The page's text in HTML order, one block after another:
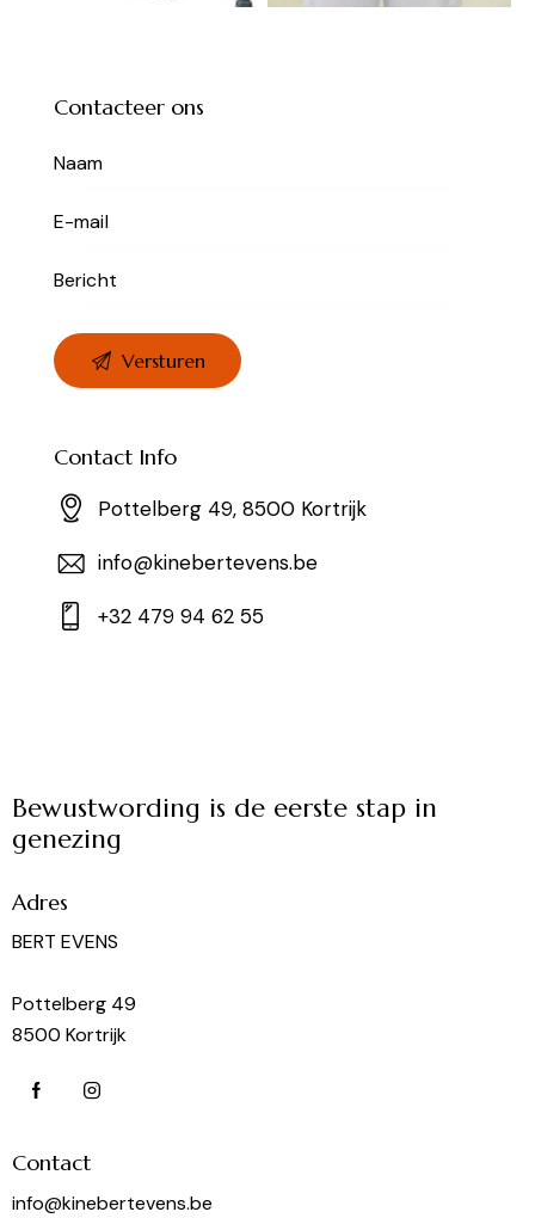
Contacteer ons
Contact Info
Pottelberg 49, 8500 Kortrijk
info@kinebertevens.be
+32 479 94 62 55
Bewustwording is de eerste stap in
genezing
Adres
BERT EVENS
Pottelberg 49
8500 Kortrijk
Contact
info@kinebertevens.be